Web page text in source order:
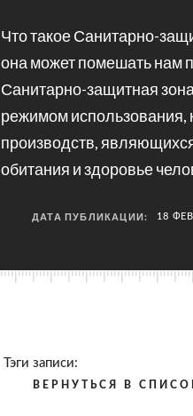
Что такое Санитарно-
она может помешать нам
Санитарно-защитная
режимом использования,
производств,
обитания и здоровье
ДАТА ПУБЛИКАЦИИ: 18
Тэги записи:
ВЕРНУТЬСЯ В